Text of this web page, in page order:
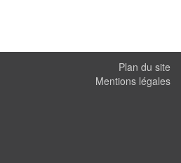
Plan du site
Mentions légales